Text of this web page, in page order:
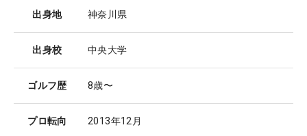
出身地 神奈川県
出身校 中央大学
ゴルフ歴 8歳〜
プロ転向 2013年12月